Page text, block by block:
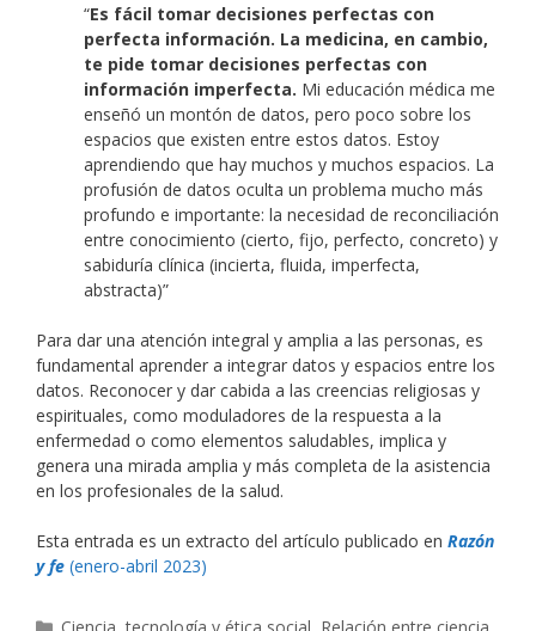
“Es fácil tomar decisiones perfectas con
perfecta información. La medicina, en cambio,
te pide tomar decisiones perfectas con
información imperfecta. Mi educación médica me
enseñó un montón de datos, pero poco sobre los
espacios que existen entre estos datos. Estoy
aprendiendo que hay muchos y muchos espacios. La
profusión de datos oculta un problema mucho más
profundo e importante: la necesidad de reconciliación
entre conocimiento (cierto, fijo, perfecto, concreto) y
sabiduría clínica (incierta, fluida, imperfecta,
abstracta)”
Para dar una atención integral y amplia a las personas, es
fundamental aprender a integrar datos y espacios entre los
datos. Reconocer y dar cabida a las creencias religiosas y
espirituales, como moduladores de la respuesta a la
enfermedad o como elementos saludables, implica y
genera una mirada amplia y más completa de la asistencia
en los profesionales de la salud.
Esta entrada es un extracto del artículo publicado en Razón
y fe (enero-abril 2023)
Categorías